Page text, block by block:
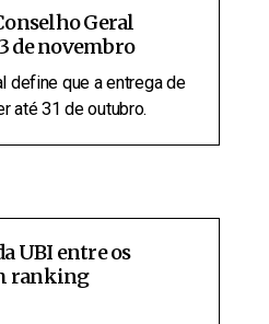
Geral
de novembro
define que a entrega de
até 31 de outubro.
UBI entre os
ranking